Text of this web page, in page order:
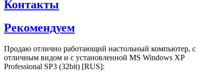
Контакты
Рекомендуем
Продаю отлично работающий настольный компьютер, с
отличным видом и с установленной MS Windows XP
Professional SP3 (32bit) [RUS]: